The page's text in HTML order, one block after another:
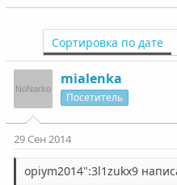
Сортировка по дате
mialenka
Посетитель
29 Сен 2014
opiym2014":3l1zukx9